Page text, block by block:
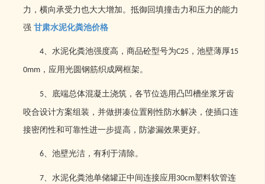
力，横向承受力也大大增加。抵御回填撞击力和压力的能力
强甘肃水泥化粪池价格
4、水泥化粪池强度高，商品砼型号为C25 ，池壁薄厚15
0mm ，应用光圆钢筋织成网框架。
5、底端总体混凝土浇筑，各节位选用凸凹槽坐浆牙齿
咬合设计方案组装，并做拼凑位置刚性防水解决，使插口连
接密闭性和可靠性进一步提高，防渗漏效果更好。
6、池壁光洁，有利于清除。
7、水泥化粪池单储罐正中间连接应用 30cm塑料软管连